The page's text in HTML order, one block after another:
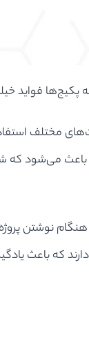
فواید
مختلف
می‌شود که
نوشتن
که باعث